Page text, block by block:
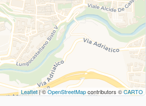
Leaflet| ©OpenStreetMapcontributors ©CARTO